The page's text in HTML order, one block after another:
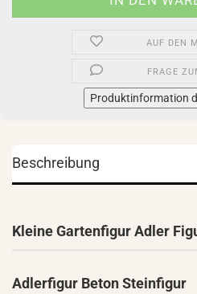
AUF DEN
FRAGE
Produktinformation
Beschreibung
Kleine Gartenfigur Adler
Adlerfigur Beton Steinfigur